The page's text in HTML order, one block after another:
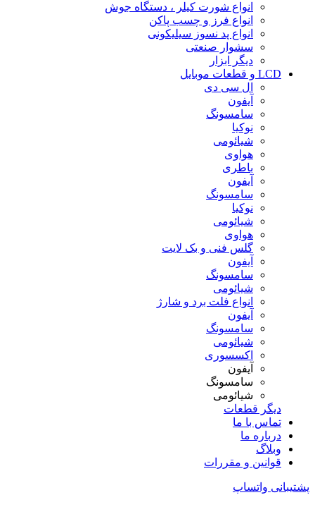
انواع شورت کیلر ، دستگاه جوش
انواع فرز و چسب پاکن
انواع پد نسوز سیلیکونی
سشوار صنعتی
دیگر ابزار
LCD و قطعات موبایل
ال سی دی
آیفون
سامسونگ
نوکیا
شیائومی
هواوی
باطری
آیفون
سامسونگ
نوکیا
شیائومی
هواوی
گلس فنی و بک لایت
آیفون
سامسونگ
شیائومی
انواع فلت برد و شارژ
آیفون
سامسونگ
شیائومی
اکسسوری
آیفون
سامسونگ
شیائومی
دیگر قطعات
تماس با ما
درباره ما
وبلاگ
قوانین و مقررات
پشتیبانی واتساپ